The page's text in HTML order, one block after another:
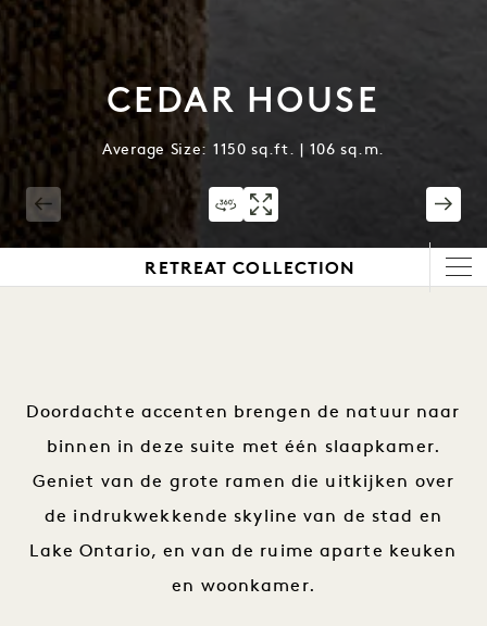
CEDAR HOUSE
Average Size: 1150 sq.ft. | 106 sq.m.
RETREAT COLLECTION
Doordachte accenten brengen de natuur naar
binnen in deze suite met één slaapkamer.
Geniet van de grote ramen die uitkijken over
de indrukwekkende skyline van de stad en
Lake Ontario, en van de ruime aparte keuken
en woonkamer.